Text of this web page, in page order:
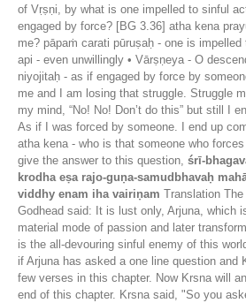
of Vṛṣṇi, by what is one impelled to sinful
engaged by force? [BG 3.36] atha kena
me? pāpaṁ carati pūruṣaḥ - one is
api - even unwillingly • Vārṣṇeya - O
niyojitaḥ - as if engaged by force by
me and I am losing that struggle. Struggle
my mind, “No! No! Don’t do this” but still I
As if I was forced by someone. I end up
atha kena - who is that someone who forces
give the answer to this question, śrī-
krodha eṣa rajo-guṇa-samudbhavaḥ
viddhy enam iha vairiṇam Translation
Godhead said: It is lust only, Arjuna, which
material mode of passion and later
is the all-devouring sinful enemy of this
if Arjuna has asked a one line question and
few verses in this chapter. Now Krsna will
end of this chapter. Krsna said, "So you